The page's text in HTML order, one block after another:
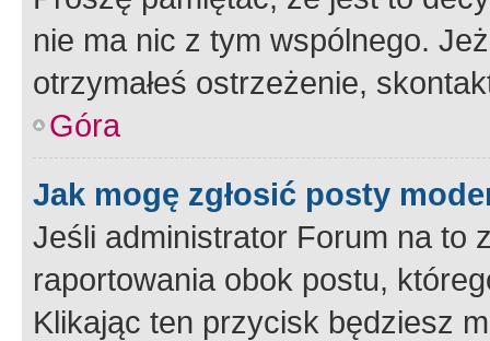
nie ma nic z tym wspólnego.
otrzymałeś ostrzeżenie,
Góra
Jak mogę zgłosić posty
Jeśli administrator Forum na to
raportowania obok postu,
Klikając ten przycisk będziesz